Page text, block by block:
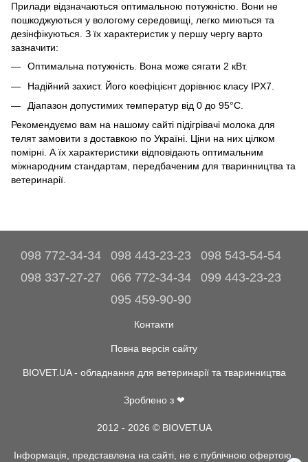
Прилади відзначаються оптимальною потужністю. Вони не
пошкоджуються у вологому середовищі, легко миються та
дезінфікуються. З їх характеристик у першу чергу варто
зазначити:
Оптимальна потужність. Вона може сягати 2 кВт.
Надійний захист. Його коефіцієнт дорівнює класу IPX7.
Діапазон допустимих температур від 0 до 95°C.
Рекомендуємо вам на нашому сайті підігрівачі молока для
телят замовити з доставкою по Україні. Ціни на них цілком
помірні. А їх характеристики відповідають оптимальним
міжнародним стандартам, передбаченим для тваринництва та
ветеринарії.
098 772-34-34 098 443-23-23
098 543-54-54
098 337-27-27
066 772-34-34
099 443-23-23
095 459-90-90
Контакти
Повна версія сайту
BIOVET.UA - обладнання для ветеринарії та тваринництва
Зроблено з ❤
2012 - 2026 © BIOVET.UA
Інформація, представлена на сайті, не є публічною офертою.